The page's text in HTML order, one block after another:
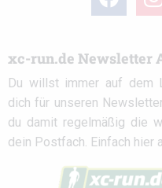
xc-run.de Newsletter
Du willst immer auf dem
dich für unseren
du damit regelmäßig die
dein Postfach. Einfach hier